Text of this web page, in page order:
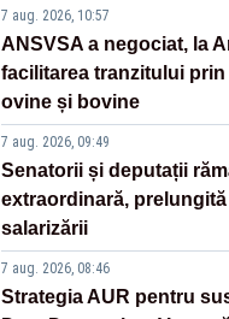
7 aug. 2026, 10:57
ANSVSA a negociat, la
facilitarea tranzitului
ovine și bovine
7 aug. 2026, 09:49
Senatorii și deputații
extraordinară,
salarizării
7 aug. 2026, 08:46
Strategia AUR pentru